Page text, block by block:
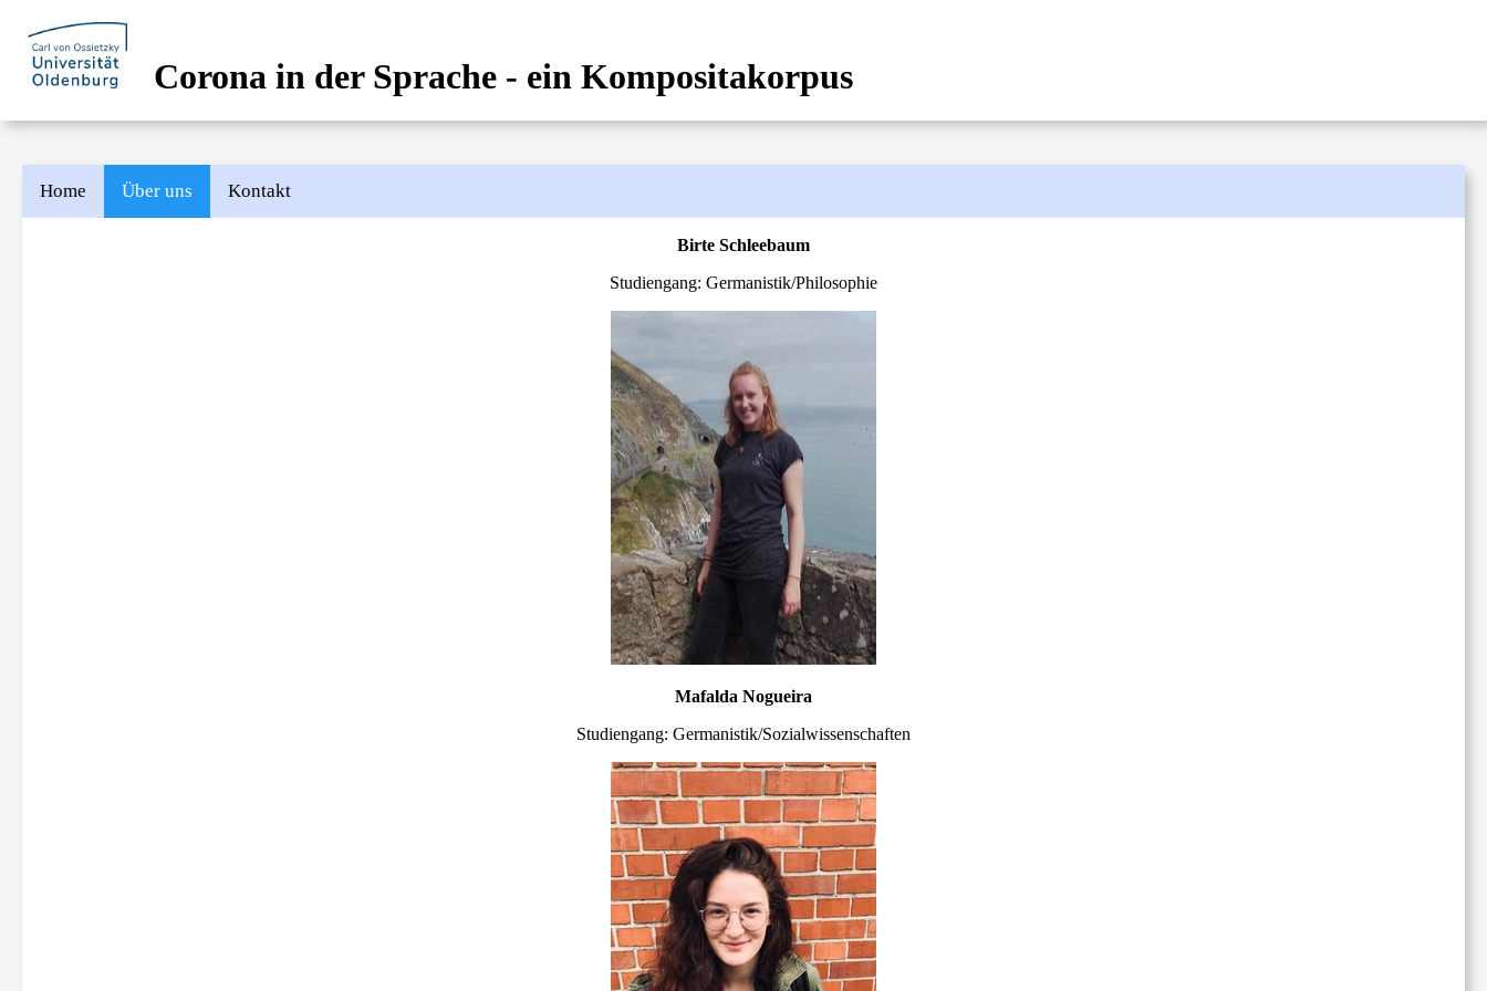
Corona in der Sprache - ein Kompositakorpus
Home Über uns Kontakt
Birte Schleebaum
Studiengang: Germanistik/Philosophie
Mafalda Nogueira
Studiengang: Germanistik/Sozialwissenschaften